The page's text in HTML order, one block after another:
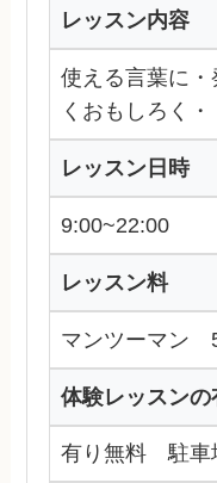
レッスン内容
使える言葉に
くおもしろく・
レッスン日時
9:00~22:00
レッスン料
マンツーマン
体験レッスンの
有り無料 駐車